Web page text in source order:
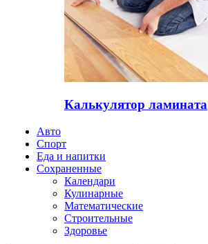
Калькулятор ламината
Авто
Спорт
Еда и напитки
Сохраненные
Календари
Кулинарные
Математические
Строительные
Здоровье